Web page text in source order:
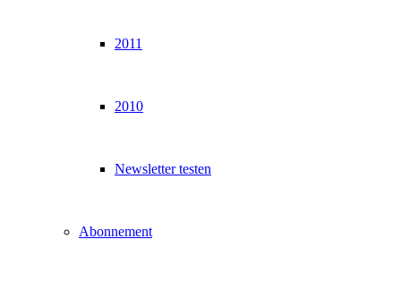
2011
2010
Newsletter testen
Abonnement